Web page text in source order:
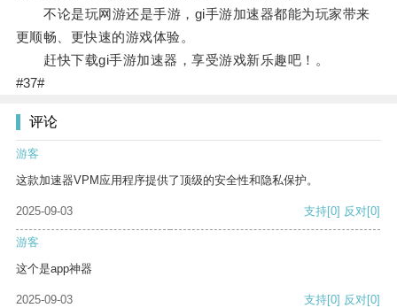
不论是玩网游还是手游，gi手游加速器都能为玩家带来
更顺畅、更快速的游戏体验。
赶快下载gi手游加速器，享受游戏新乐趣吧！。
#37#
评论
游客
这款加速器VPM应用程序提供了顶级的安全性和隐私保护。
2025-09-03 支持[0] 反对[0]
游客
这个是app神器
2025-09-03 支持[0] 反对[0]